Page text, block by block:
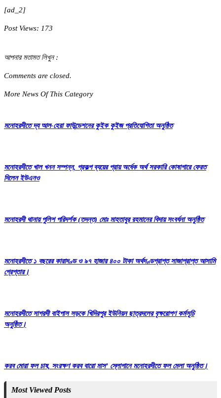
[ad_2]
Post Views: 173
আপনার মতামত লিখুন :
Comments are closed.
More News Of This Category
মনোহরদীতে দ্য আল-হেরা ফাউন্ডেশনের কুইক কুইজ প্রতিযোগিতা অনুষ্ঠিত
মনোহরদীতে খাল খনন সম্পন্ন, প্রকল্প ব্যয়ের প্রায় অর্ধেক অর্থ সরকারি কোষাগারে ফেরত
দিলেন ইউএনও
মনোহরদী থানায় পুলিশ পরিদর্শক (তদন্ত) মোঃ মাহতাবুর রহমানের বিদায় সংবর্ধনা অনুষ্ঠিত
মনোহরদীতে ১ বছরের কারাদণ্ড ও ৯৭ হাজার ৪০০ টাকা অর্থদণ্ডপ্রাপ্ত সাজাপ্রাপ্ত আসামি
গ্রেপ্তার।
মনোহরদীতে সাগরদী বাইপাস সড়কে খিদিরপুর ইউনিয়ন ছাত্রদলের বৃক্ষরোপণ কর্মসূচি
অনুষ্ঠিত।
করব মোরা ফল চাষ, সংরক্ষণ করব বারো মাস’ স্লোগানে মনোহরদীতে ফল মেলা অনুষ্ঠিত।
Most Viewed Posts